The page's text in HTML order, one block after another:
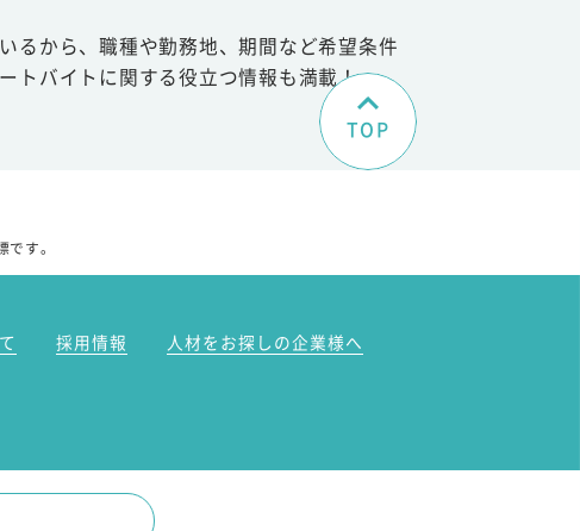
るから、職種や勤務地、期間など希望条件
トバイトに関する役立つ情報も満載！
TOP
す。
採用情報
人材をお探しの企業様へ